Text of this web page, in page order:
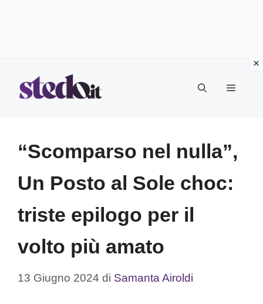
Menu
“Scomparso nel nulla”,
Un Posto al Sole choc:
triste epilogo per il
volto più amato
13 Giugno 2024 di Samanta Airoldi